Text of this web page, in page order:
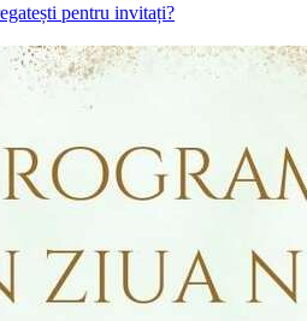
pentru invitați?